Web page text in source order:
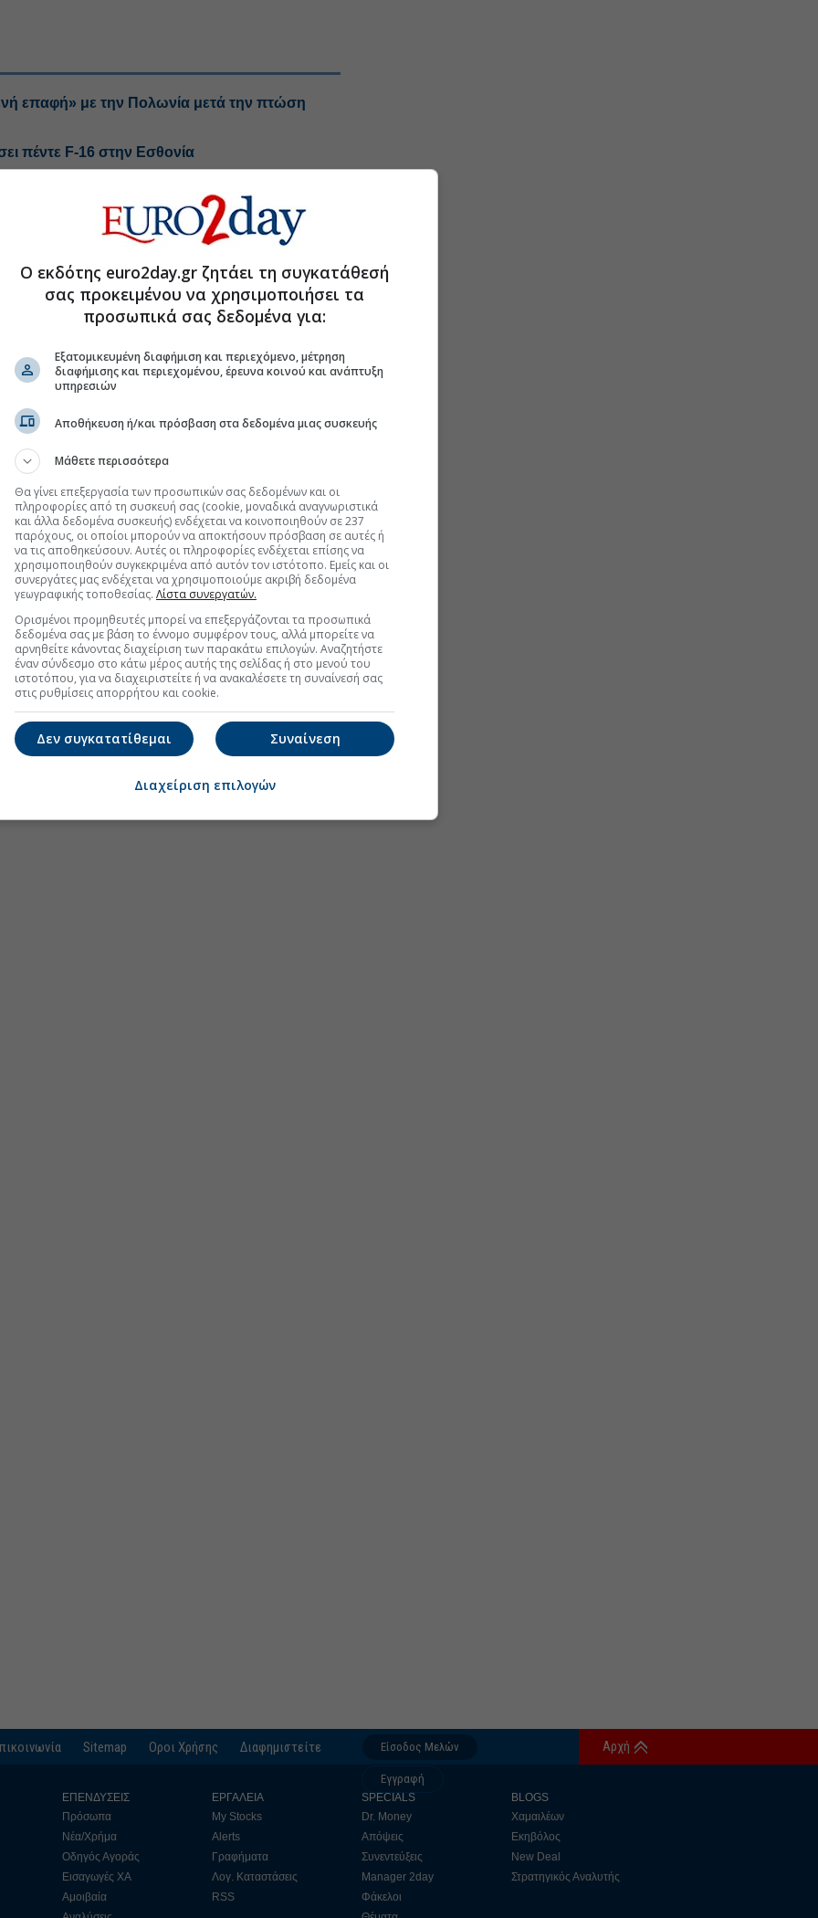
επαφή» με την Πολωνία μετά την πτώση
πέντε F-16 στην Εσθονία
center με το ΝΑΤΟ, αξίας 45 εκατ. ευρώ
φιλοξενήσει την σύνοδο του ΝΑΤΟ το 2027
στο Discover
Sitemap Οροι Χρήσης Διαφημιστείτε Είσοδος Μελών
Εγγραφή
Αρχή
ΕΠΕΝΔΥΣΕΙΣ
Πρόσωπα
Νέα/Χρήμα
Οδηγός Αγοράς
Εισαγωγές ΧΑ
Αμοιβαία
ΕΡΓΑΛΕΙΑ
My Stocks
Alerts
Γραφήματα
Λογ. Καταστάσεις
RSS
SPECIALS
Dr. Money
Απόψεις
Συνεντεύξεις
Manager 2day
Φάκελοι
BLOGS
Χαμαιλέων
Εκηβόλος
New Deal
Στρατηγικός Αναλυτής
Ο εκδότης euro2day.gr ζητάει τη συγκατάθεσή
σας προκειμένου να χρησιμοποιήσει τα
προσωπικά σας δεδομένα για:
Εξατομικευμένη διαφήμιση και περιεχόμενο, μέτρηση
διαφήμισης και περιεχομένου, έρευνα κοινού και ανάπτυξη
υπηρεσιών
Αποθήκευση ή/και πρόσβαση στα δεδομένα μιας συσκευής
Μάθετε περισσότερα
Θα γίνει επεξεργασία των προσωπικών σας δεδομένων και οι
πληροφορίες από τη συσκευή σας (cookie, μοναδικά αναγνωριστικά
και άλλα δεδομένα συσκευής) ενδέχεται να κοινοποιηθούν σε 237
παρόχους, οι οποίοι μπορούν να αποκτήσουν πρόσβαση σε αυτές ή
να τις αποθηκεύσουν. Αυτές οι πληροφορίες ενδέχεται επίσης να
χρησιμοποιηθούν συγκεκριμένα από αυτόν τον ιστότοπο. Εμείς και οι
συνεργάτες μας ενδέχεται να χρησιμοποιούμε ακριβή δεδομένα
γεωγραφικής τοποθεσίας. Λίστα συνεργατών.
Ορισμένοι προμηθευτές μπορεί να επεξεργάζονται τα προσωπικά
δεδομένα σας με βάση το έννομο συμφέρον τους, αλλά μπορείτε να
αρνηθείτε κάνοντας διαχείριση των παρακάτω επιλογών. Αναζητήστε
έναν σύνδεσμο στο κάτω μέρος αυτής της σελίδας ή στο μενού του
ιστοτόπου, για να διαχειριστείτε ή να ανακαλέσετε τη συναίνεσή σας
στις ρυθμίσεις απορρήτου και cookie.
Συναίνεση
Δεν συγκατατίθεμαι
Διαχείριση επιλογών